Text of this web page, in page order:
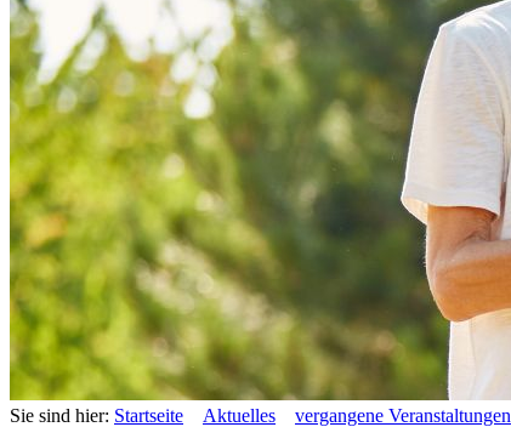
Sie sind hier: Startseite Aktuelles vergangene Veranstaltungen